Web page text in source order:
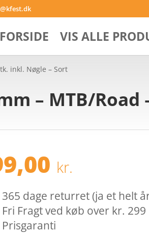
FORSIDE VIS ALLE
inkl. Nøgle – Sort
– MTB/Road
kr.
dage returret (ja et helt
Fragt ved køb over kr. 299